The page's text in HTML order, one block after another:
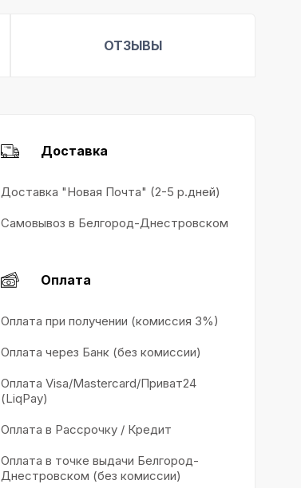
ОТЗЫВЫ
Доставка
Доставка "Новая Почта" (2-5 р.дней)
Самовывоз в Белгород-Днестровском
Оплата
Оплата при получении (комиссия 3%)
Оплата через Банк (без комиссии)
Оплата Visa/Mastercard/Приват24
(LiqPay)
Оплата в Рассрочку / Кредит
Оплата в точке выдачи Белгород-
Днестровском (без комиссии)